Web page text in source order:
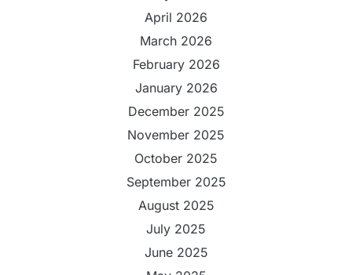
April 2026
March 2026
February 2026
January 2026
December 2025
November 2025
October 2025
September 2025
August 2025
July 2025
June 2025